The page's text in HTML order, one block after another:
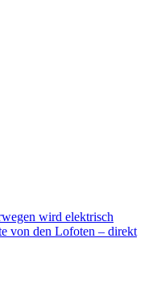
wird elektrisch
von den Lofoten – direkt